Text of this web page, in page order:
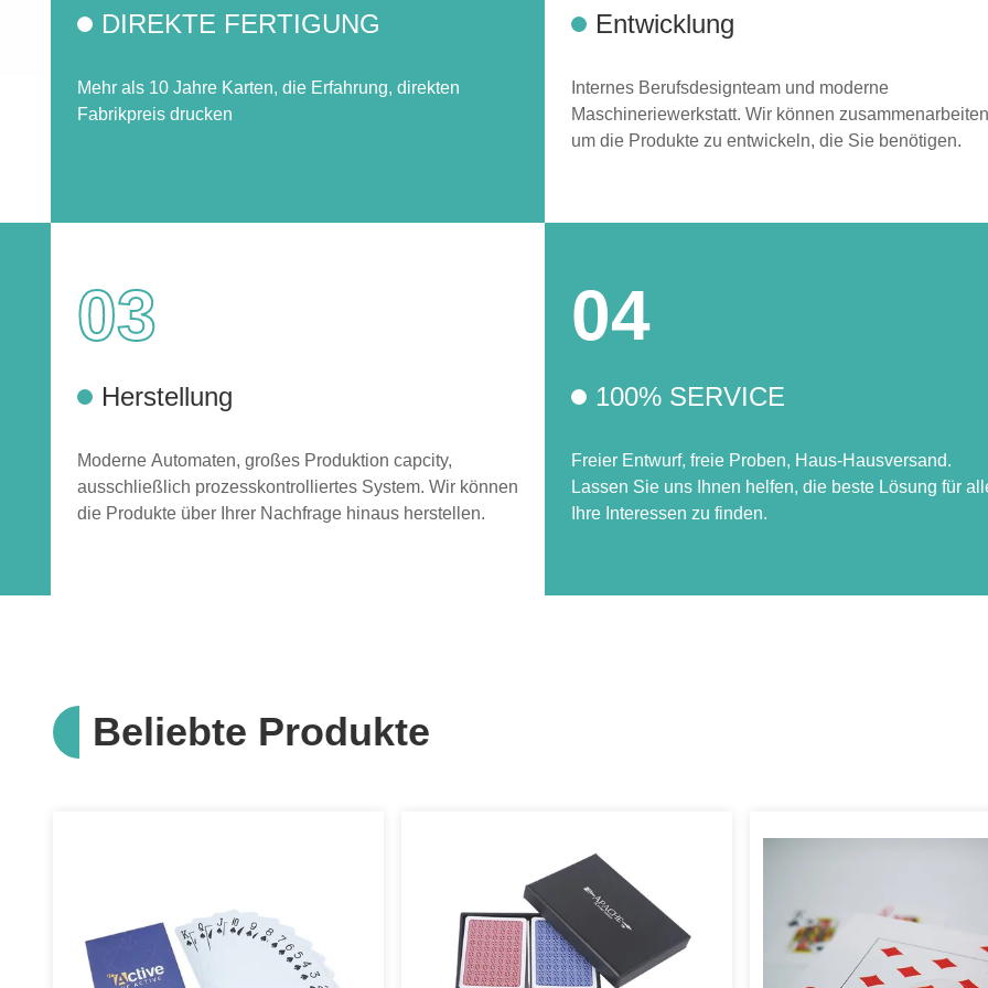
DIREKTE FERTIGUNG
Mehr als 10 Jahre Karten, die Erfahrung, direkten
Fabrikpreis drucken
Entwicklung
Internes Berufsdesignteam und moderne
Maschineriewerkstatt. Wir können
um die Produkte zu entwickeln, die Sie benötigen.
03
Herstellung
Moderne Automaten, großes Produktion capcity,
ausschließlich prozesskontrolliertes System. Wir können
die Produkte über Ihrer Nachfrage hinaus herstellen.
04
100% SERVICE
Freier Entwurf, freie Proben, Haus-Hausversand.
Lassen Sie uns Ihnen helfen, die beste Lösung für
Ihre Interessen zu finden.
Beliebte Produkte